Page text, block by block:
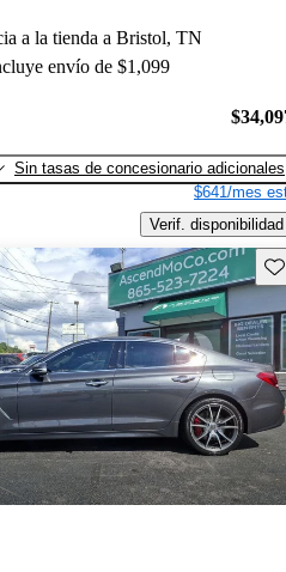
a la tienda a Bristol, TN
envío de $1,099
Sin tasas de concesionario adicionales
$641/mes
Verif. disponibilidad